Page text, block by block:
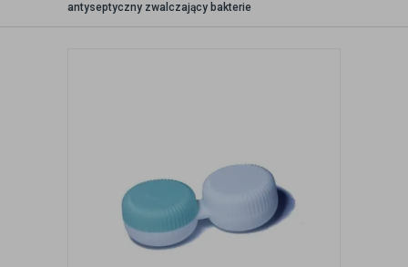
antyseptyczny zwalczający bakterie